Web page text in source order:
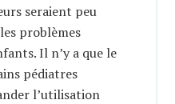
seraient peu
problèmes
Il n’y a que le
pédiatres
l’utilisation